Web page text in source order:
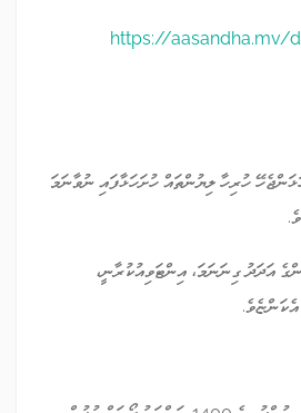
https://
ހުރިހާ ލިޔުންތައް ހުށަހަޅާފައި ނުވާނަމަ
އަދަދު ގިނަނަމަ، އިންޓަވިއުކުރާނީ،